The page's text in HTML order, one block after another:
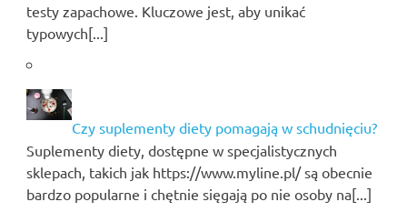
testy zapachowe. Kluczowe jest, aby unikać
typowych[...]
Czy suplementy diety pomagają w schudnięciu?
Suplementy diety, dostępne w specjalistycznych
sklepach, takich jak https://www.myline.pl/ są obecnie
bardzo popularne i chętnie sięgają po nie osoby na[...]